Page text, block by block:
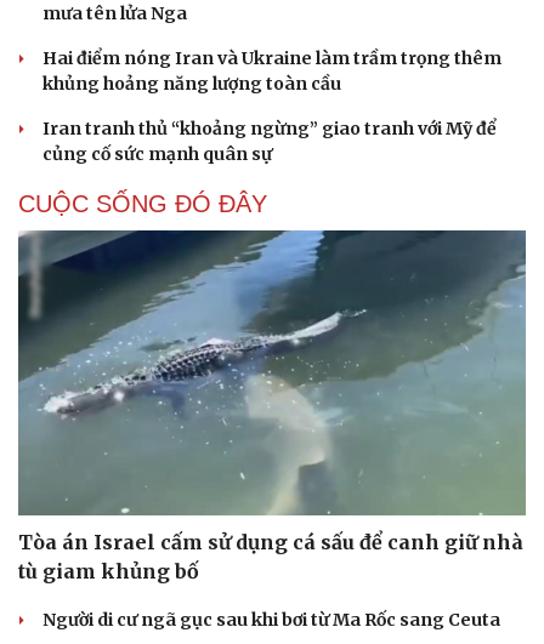
mưa tên lửa Nga
Hai điểm nóng Iran và Ukraine làm trầm trọng thêm
khủng hoảng năng lượng toàn cầu
Iran tranh thủ “khoảng ngừng” giao tranh với Mỹ để
củng cố sức mạnh quân sự
CUỘC SỐNG ĐÓ ĐÂY
Tòa án Israel cấm sử dụng cá sấu để canh giữ nhà
tù giam khủng bố
Người di cư ngã gục sau khi bơi từ Ma Rốc sang Ceuta